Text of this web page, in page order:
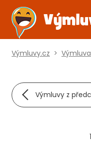
Výmluvy.cz >
Výmluvy z